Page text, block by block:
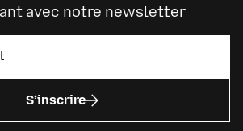
avec notre newsletter
S’inscrire